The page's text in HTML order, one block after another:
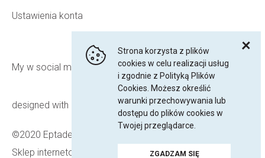
Strona korzysta z plików
cookies w celu realizacji usług
i zgodnie z Polityką Plików
Cookies. Możesz określić
warunki przechowywania lub
dostępu do plików cookies w
Twojej przeglądarce.
ZGADZAM SIĘ
Ustawienia konta
My w social media
©2020 Eptaderm.pl
Sklep internetowy Shoper Premium
designed with <3 by michalcaba.com